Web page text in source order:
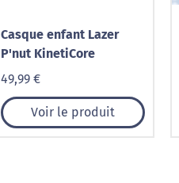
Casque enfant Lazer
P'nut KinetiCore
49,99 €
Voir le produit